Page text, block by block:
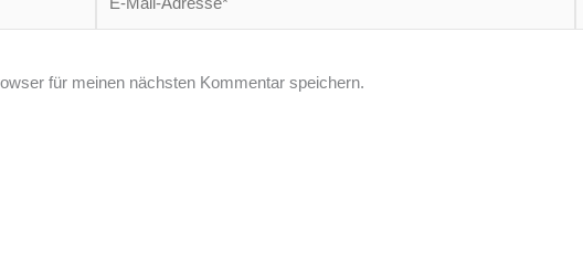
Mail-
für meinen nächsten Kommentar speichern.